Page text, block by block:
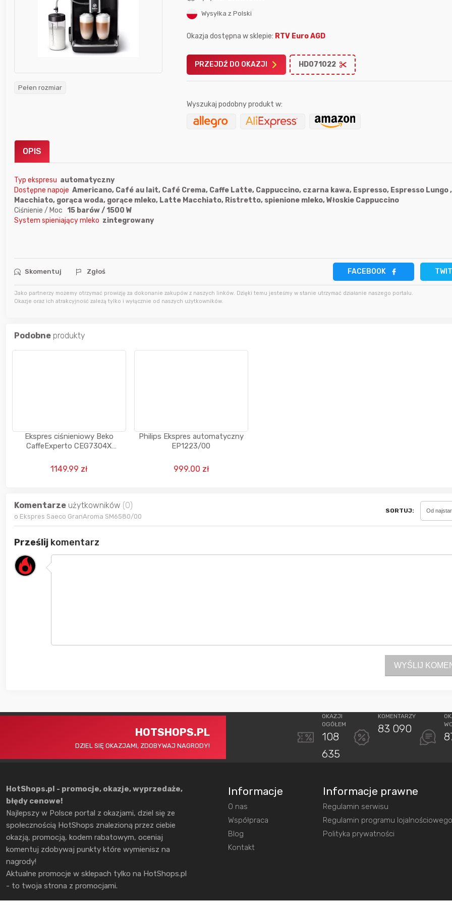
Pełen rozmiar
Wysyłka z Polski
Okazja dostępna w sklepie: RTV Euro AGD
PRZEJDŹ DO OKAZJI HD071022
Wyszukaj podobny produkt w:
OPIS
Typ ekspresu automatyczny
Dostępne napoje Americano, Café au lait, Café Crema, Caffe Latte, Cappuccino, czarna kawa, Espresso, Espresso Lungo
Macchiato, gorąca woda, gorące mleko, Latte Macchiato, Ristretto, spienione mleko, Włoskie Cappuccino
Ciśnienie / Moc 15 barów / 1500 W
System spieniający mleko zintegrowany
Skomentuj Zgłoś FACEBOOK
Jako partnerzy możemy otrzymać prowizję za dokonanie zakupów z naszych linków. Dzięki temu jesteśmy w stanie utrzymać działanie naszego portalu.
Okazje oraz ich atrakcyjność zależą tylko i wyłącznie od naszych użytkowników.
Podobne produkty
Ekspres ciśnieniowy Beko
CaffeExperto CEG7304X
1149.99 zł
Philips Ekspres automatyczny
EP1223/00
999.00 zł
Komentarze użytkowników (0)
o Ekspres Saeco GranAroma SM6580/00
SORTUJ: Od
Prześlij komentarz
WYŚLIJ
Gofrownica GÖTZE & JENSEN
Karta podarunkowa
Karta
7 godzin temu 11 sekund temu
Agata_Wa
4 godziny temu
Czy moze ktos to
wytłumaczyc.
HOTSHOPS.PL
DZIEL SIĘ OKAZJAMI, ZDOBYWAJ NAGRODY!
OKAZJI
OGÓŁEM
108
635
KOMENTARZY
83 090
HotShops.pl - promocje, okazje, wyprzedaże,
błędy cenowe!
Najlepszy w Polsce portal z okazjami, dziel się ze
społecznością HotShops znalezioną przez ciebie
okazją, promocją, kodem rabatowym, oceniaj
komentuj zdobywaj punkty które wymienisz na
nagrody!
Aktualne promocje w sklepach tylko na HotShops.pl
- to twoja strona z promocjami.
Informacje
O nas
Współpraca
Blog
Kontakt
Informacje prawne
Regulamin serwisu
Regulamin programu lojalnościowego
Polityka prywatności